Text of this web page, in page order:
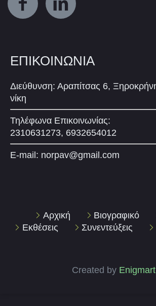
ΕΠΙΚΟΙΝΩΝΙΑ
Διεύθυνση: Αραπίτσας 6,
νίκη
Τηλέφωνα Επικοινωνίας:
2310631273, 6932654012
E-mail: norpav@gmail.com
Αρχική Βιογραφικό
Εκθέσεις
Συνεντεύξεις
Created by Enigmart